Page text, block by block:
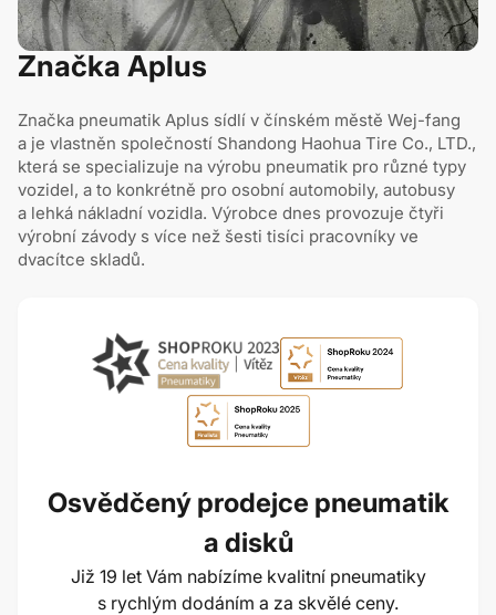
Značka Aplus
Značka pneumatik Aplus sídlí v čínském městě Wej-fang
a je vlastněn společností Shandong Haohua Tire Co., LTD.,
která se specializuje na výrobu pneumatik pro různé typy
vozidel, a to konkrétně pro osobní automobily, autobusy
a lehká nákladní vozidla. Výrobce dnes provozuje čtyři
výrobní závody s více než šesti tisíci pracovníky ve
dvacítce skladů.
Osvědčený prodejce pneumatik
a disků
Již 19 let Vám nabízíme kvalitní pneumatiky
s rychlým dodáním a za skvělé ceny.